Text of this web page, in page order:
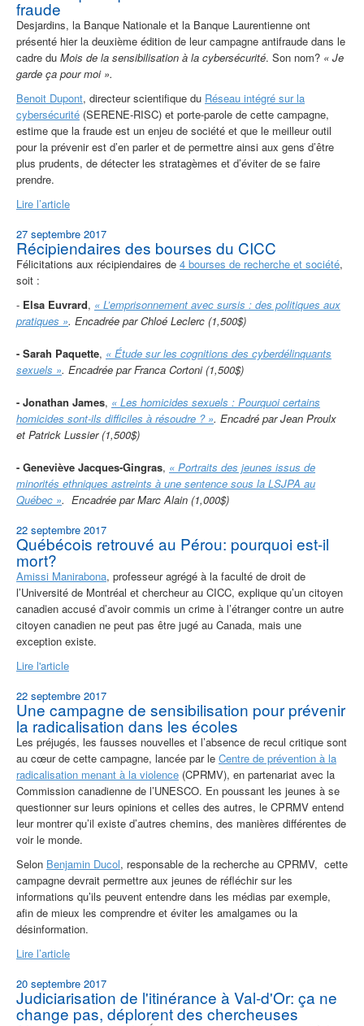
fraude
Desjardins, la Banque Nationale et la Banque Laurentienne ont
présenté hier la deuxième édition de leur campagne antifraude dans le
cadre du Mois de la sensibilisation à la cybersécurité. Son nom? « Je
garde ça pour moi ».
Benoit Dupont, directeur scientifique du Réseau intégré sur la
cybersécurité (SERENE-RISC) et porte-parole de cette campagne,
estime que la fraude est un enjeu de société et que le meilleur outil
pour la prévenir est d’en parler et de permettre ainsi aux gens d’être
plus prudents, de détecter les stratagèmes et d’éviter de se faire
prendre.
Lire l’article
27 septembre 2017
Récipiendaires des bourses du CICC
Félicitations aux récipiendaires de 4 bourses de recherche et société,
soit :
- Elsa Euvrard, « L’emprisonnement avec sursis : des politiques aux
pratiques ». Encadrée par Chloé Leclerc (1,500$)
- Sarah Paquette, « Étude sur les cognitions des cyberdélinquants
sexuels ». Encadrée par Franca Cortoni (1,500$)
- Jonathan James, « Les homicides sexuels : Pourquoi certains
homicides sont-ils difficiles à résoudre ? ». Encadré par Jean Proulx
et Patrick Lussier (1,500$)
- Geneviève Jacques-Gingras, « Portraits des jeunes issus de
minorités ethniques astreints à une sentence sous la LSJPA au
Québec ». Encadrée par Marc Alain (1,000$)
22 septembre 2017
Québécois retrouvé au Pérou: pourquoi est-il
mort?
Amissi Manirabona, professeur agrégé à la faculté de droit de
l’Université de Montréal et chercheur au CICC, explique qu’un citoyen
canadien accusé d’avoir commis un crime à l’étranger contre un autre
citoyen canadien ne peut pas être jugé au Canada, mais une
exception existe.
Lire l'article
22 septembre 2017
Une campagne de sensibilisation pour prévenir
la radicalisation dans les écoles
Les préjugés, les fausses nouvelles et l’absence de recul critique sont
au cœur de cette campagne, lancée par le Centre de prévention à la
radicalisation menant à la violence (CPRMV), en partenariat avec la
Commission canadienne de l’UNESCO. En poussant les jeunes à se
questionner sur leurs opinions et celles des autres, le CPRMV entend
leur montrer qu’il existe d’autres chemins, des manières différentes de
voir le monde.
Selon Benjamin Ducol, responsable de la recherche au CPRMV, cette
campagne devrait permettre aux jeunes de réfléchir sur les
informations qu’ils peuvent entendre dans les médias par exemple,
afin de mieux les comprendre et éviter les amalgames ou la
désinformation.
Lire l’article
20 septembre 2017
Judiciarisation de l'itinérance à Val-d'Or: ça ne
change pas, déplorent des chercheuses